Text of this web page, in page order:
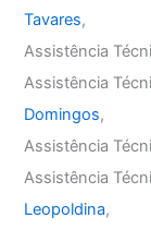
Tavares,
Assistência
Assistência
Domingos,
Assistência
Assistência
Leopoldina,